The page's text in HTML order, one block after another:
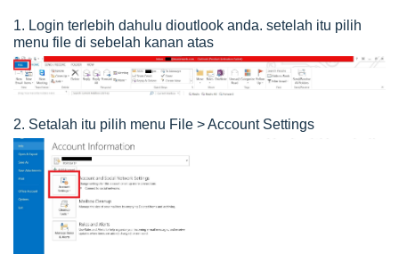
1. Login terlebih dahulu dioutlook anda. setelah itu pilih
menu file di sebelah kanan atas
2. Setalah itu pilih menu File > Account Settings